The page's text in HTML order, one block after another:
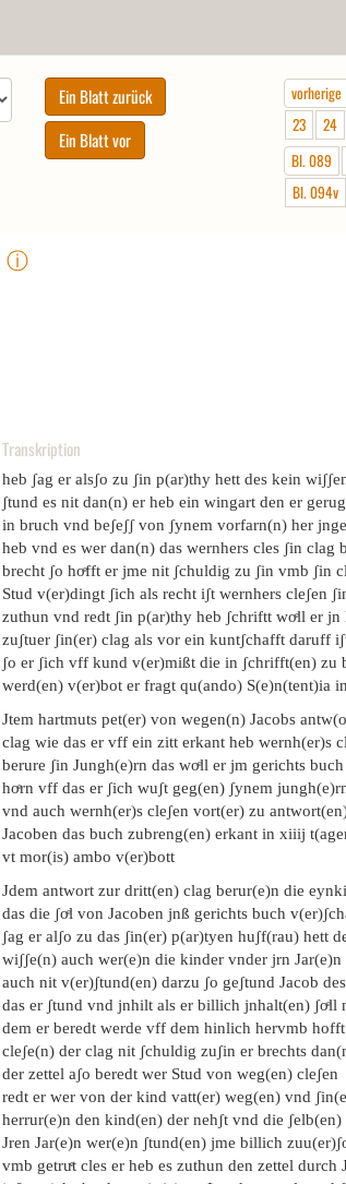
vorherige
23
24
Bl. 089
Bl. 094v
ⓘ
Transkription
heb ʃag er alsʃo zu ʃin p(ar)thy hett des kein
ʃtund es nit dan(n) er heb ein wingart den er
in bruch vnd beʃeʃʃ von ʃynem vorfarn(n) her
heb vnd es wer dan(n) das wernhers cles ʃin clag
brecht ʃo hoͤfft er jme nit ʃchuldig zu ʃin vmb ʃin
Stud v(er)dingt ʃich als recht iʃt wernhers cleʃen
zuthun vnd redt ʃin p(ar)thy heb ʃchriftt woͤll er jn
zuʃtuer ʃin(er) clag als vor ein kuntʃchafft daruff
ʃo er ʃich vff kund v(er)mißt die in ʃchrifft(en) zu
werd(en) v(er)bot er fragt qu(ando) S(e)n(tent)ia
Jtem hartmuts pet(er) von wegen(n) Jacobs
clag wie das er vff ein zitt erkant heb wernh(er)s
berure ʃin Jungh(e)rn das woͤll er jm gerichts
hoͤrn vff das er ʃich wuʃt geg(en) ʃynem
vnd auch wernh(er)s cleʃen vort(er) zu
Jacoben das buch zubreng(en) erkant in xiiij
vt mor(is) ambo v(er)bott
Jdem antwort zur dritt(en) clag berur(e)n die
das die ʃoͤl von Jacoben jnß gerichts buch
ʃag er alʃo zu das ʃin(er) p(ar)tyen huʃf(rau) hett
wiʃʃe(n) auch wer(e)n die kinder vnder jrn Jar(e)n
auch nit v(er)ʃtund(en) darzu ʃo geʃtund Jacob
das er ʃtund vnd jnhilt als er billich jnhalt(en) ʃoͤll
dem er beredt werde vff dem hinlich hervmb hofft
cleʃe(n) der clag nit ʃchuldig zuʃin er brechts
der zettel aʃo beredt wer Stud von weg(en) cleʃen
redt er wer von der kind vatt(er) weg(en) vnd
herrur(e)n den kind(en) der nehʃt vnd die
Jren Jar(e)n wer(e)n ʃtund(en) jme billich
vmb getruͤt cles er heb es zuthun den zettel durch